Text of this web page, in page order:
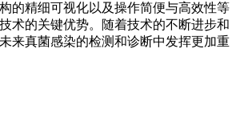
的精细可视化以及操作简便与高效性等
术的关键优势。随着技术的不断进步和
来真菌感染的检测和诊断中发挥更加重